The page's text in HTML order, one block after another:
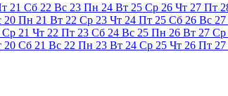
21 Сб 22 Вс 23 Пн 24 Вт 25 Ср 26 Чт 27 Пт
20 Пн 21 Вт 22 Ср 23 Чт 24 Пт 25 Сб 26 Вс 27
Ср 21 Чт 22 Пт 23 Сб 24 Вс 25 Пн 26 Вт 27 Ср
20 Сб 21 Вс 22 Пн 23 Вт 24 Ср 25 Чт 26 Пт 27